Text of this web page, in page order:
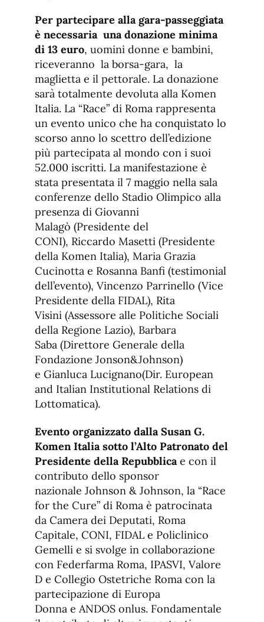
Per partecipare alla gara-passeggiata
è necessaria una donazione minima
di 13 euro, uomini donne e bambini,
riceveranno la borsa-gara, la
maglietta e il pettorale. La donazione
sarà totalmente devoluta alla Komen
Italia. La “Race” di Roma rappresenta
un evento unico che ha conquistato lo
scorso anno lo scettro dell’edizione
più partecipata al mondo con i suoi
52.000 iscritti. La manifestazione è
stata presentata il 7 maggio nella sala
conferenze dello Stadio Olimpico alla
presenza di Giovanni
Malagò (Presidente del
CONI), Riccardo Masetti (Presidente
della Komen Italia), Maria Grazia
Cucinotta e Rosanna Banfi (testimonial
dell’evento), Vincenzo Parrinello (Vice
Presidente della FIDAL), Rita
Visini (Assessore alle Politiche Sociali
della Regione Lazio), Barbara
Saba (Direttore Generale della
Fondazione Jonson&Johnson)
e Gianluca Lucignano(Dir. European
and Italian Institutional Relations di
Lottomatica).
Evento organizzato dalla Susan G.
Komen Italia sotto l’Alto Patronato del
Presidente della Repubblicae con il
contributo dello sponsor
nazionale Johnson & Johnson, la “Race
for the Cure” di Roma è patrocinata
da Camera dei Deputati, Roma
Capitale, CONI, FIDAL e Policlinico
Gemelli e si svolge in collaborazione
con Federfarma Roma, IPASVI, Valore
D e Collegio Ostetriche Roma con la
partecipazione di Europa
Donna e ANDOS onlus. Fondamentale